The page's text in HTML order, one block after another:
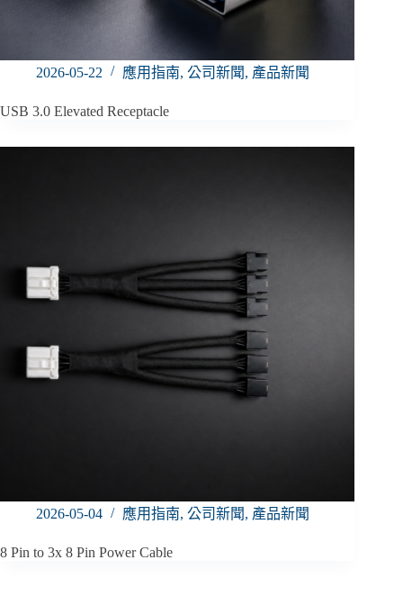
2026-05-22 應用指南, 公司新聞, 產品新聞
USB 3.0 Elevated Receptacle
2026-05-04 應用指南, 公司新聞, 產品新聞
8 Pin to 3x 8 Pin Power Cable